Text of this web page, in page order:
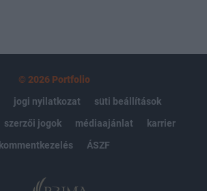
© 2026 Portfolio
jogi nyilatkozat
süti beállítások
szerzői jogok médiaajánlat
karrier
kommentkezelés
ÁSZF